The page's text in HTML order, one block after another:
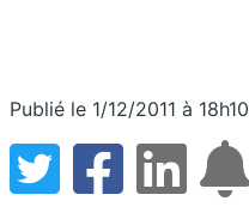
Publié le 1/12/2011 à 18h10